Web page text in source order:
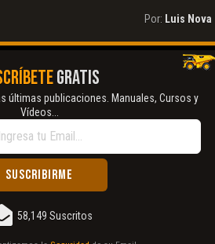
Por: Luis Nova
GRATIS
últimas publicaciones. Manuales, Cursos y
Vídeos...
58,149 Suscritos